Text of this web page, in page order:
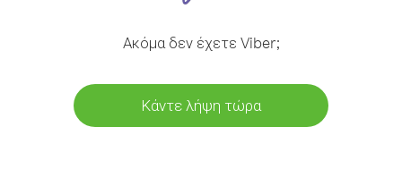
Ακόμα δεν έχετε Viber;
Κάντε λήψη τώρα